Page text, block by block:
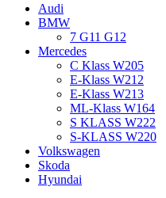
Audi
BMW
7 G11 G12
Mercedes
C Klass W205
E-Klass W212
E-Klass W213
ML-Klass W164
S KLASS W222
S-KLASS W220
Volkswagen
Skoda
Hyundai